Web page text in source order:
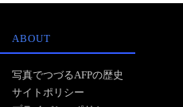
ABOUT
写真でつづるAFPの歴史
サイトポリシー